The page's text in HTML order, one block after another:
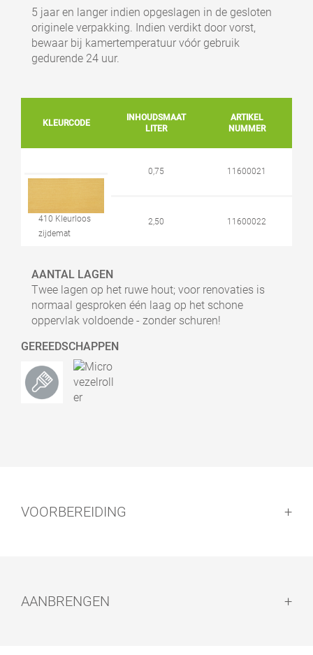
5 jaar en langer indien opgeslagen in de gesloten
originele verpakking. Indien verdikt door vorst,
bewaar bij kamertemperatuur vóór gebruik
gedurende 24 uur.
KLEURCODE
INHOUDSMAAT
LITER
ARTIKEL
NUMMER
410 Kleurloos
zijdemat
0,75 11600021
2,50 11600022
AANTAL LAGEN
Twee lagen op het ruwe hout; voor renovaties is
normaal gesproken één laag op het schone
oppervlak voldoende - zonder schuren!
GEREEDSCHAPPEN
VOORBEREIDING
AANBRENGEN